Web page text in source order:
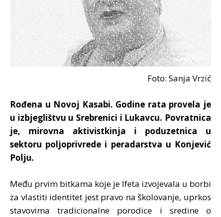
Foto: Sanja Vrzić
Rođena u Novoj Kasabi. Godine rata provela je
u izbjeglištvu u Srebrenici i Lukavcu. Povratnica
je, mirovna aktivistkinja i poduzetnica u
sektoru poljoprivrede i peradarstva u Konjević
Polju.
Među prvim bitkama koje je Ifeta izvojevala u borbi
za vlastiti identitet jest pravo na školovanje, uprkos
stavovima tradicionalne porodice i sredine o